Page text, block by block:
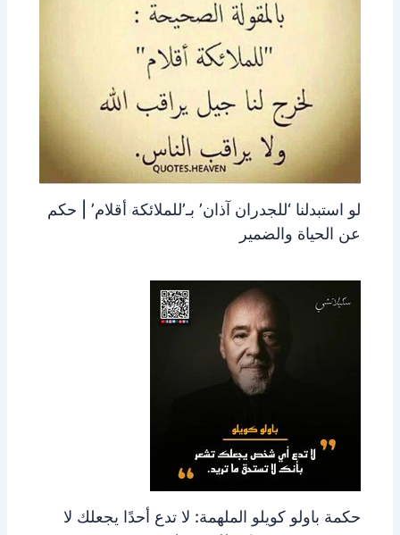
لو استبدلنا ‘للجدران آذان’ بـ’للملائكة أقلام’ | حكم
عن الحياة والضمير
حكمة باولو كويلو الملهمة: لا تدع أحدًا يجعلك لا